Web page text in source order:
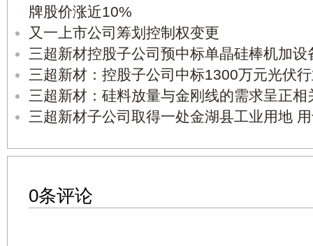
牌股价涨近10%
又一上市公司筹划控制权变更
三超新材控股子公司预中标单晶硅棒机加设
三超新材：控股子公司中标1300万元光伏
三超新材：硅料放量与金刚线的需求呈正
三超新材子公司取得一处金湖县工业用地
0条评论